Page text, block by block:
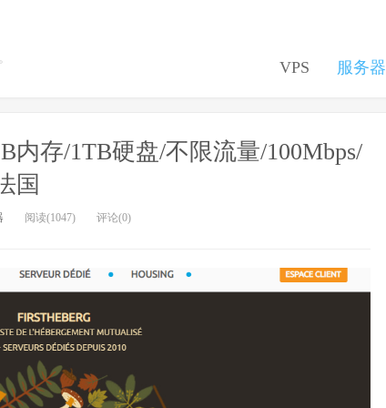
VPS 服务器
内存/1TB硬盘/不限流量/100Mbps/
国
阅读(1047) 评论(0)